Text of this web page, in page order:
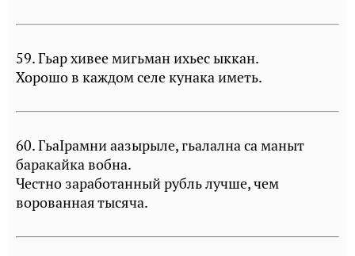
59. Гьар хивее мигьман ихьес ыккан.
Хорошо в каждом селе кунака иметь.
60. ГьаIрамни аазырыле, гьалална са маныт
баракайка вобна.
Честно заработанный рубль лучше, чем
ворованная тысяча.